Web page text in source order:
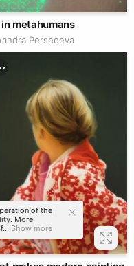
metahumans
Persheeva
of the
More
Show more